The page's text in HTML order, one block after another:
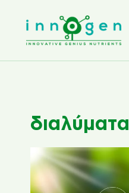
content
διαλύματα